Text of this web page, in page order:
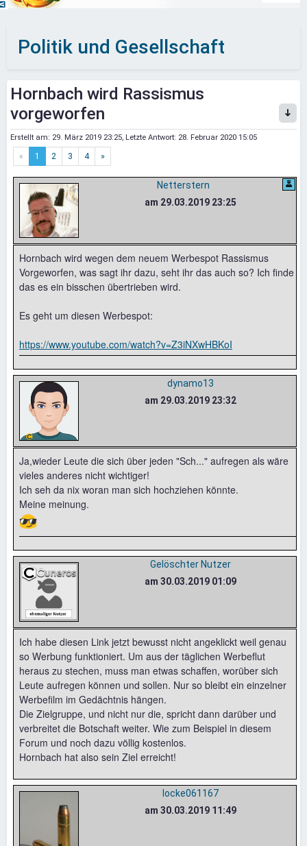
Politik und Gesellschaft
Hornbach wird Rassismus
vorgeworfen
Erstellt am: 29. März 2019 23:25, Letzte Antwort: 28. Februar 2020 15:05
« 1 2 3 4 »
Netterstern
am 29.03.2019 23:25
Hornbach wird wegen dem neuem Werbespot Rassismus
Vorgeworfen, was sagt ihr dazu, seht ihr das auch so? Ich finde
das es ein bisschen übertrieben wird.
Es geht um diesen Werbespot:
https://www.youtube.com/watch?v=Z3iNXwHBKoI
dynamo13
am 29.03.2019 23:32
Ja,wieder Leute die sich über jeden "Sch..." aufregen als wäre
vieles anderes nicht wichtiger!
Ich seh da nix woran man sich hochziehen könnte.
Meine meinung.
😎
Gelöschter Nutzer
am 30.03.2019 01:09
Ich habe diesen Link jetzt bewusst nicht angeklickt weil genau
so Werbung funktioniert. Um aus der täglichen Werbeflut
heraus zu stechen, muss man etwas schaffen, worüber sich
Leute aufregen können und sollen. Nur so bleibt ein einzelner
Werbefilm im Gedächtnis hängen.
Die Zielgruppe, und nicht nur die, spricht dann darüber und
verbreitet die Botschaft weiter. Wie zum Beispiel in diesem
Forum und noch dazu völlig kostenlos.
Hornbach hat also sein Ziel erreicht!
locke061167
am 30.03.2019 11:49